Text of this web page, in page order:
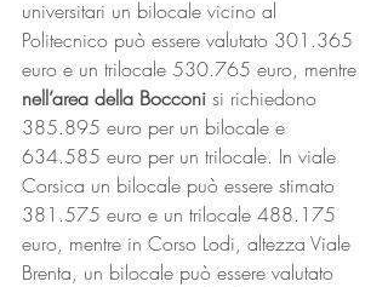
universitari un bilocale vicino al
Politecnico può essere valutato 301.365
euro e un trilocale 530.765 euro, mentre
nell’area della Bocconi si richiedono
385.895 euro per un bilocale e
634.585 euro per un trilocale. In viale
Corsica un bilocale può essere stimato
381.575 euro e un trilocale 488.175
euro, mentre in Corso Lodi, altezza Viale
Brenta, un bilocale può essere valutato